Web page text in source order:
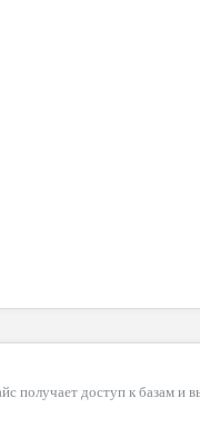
получает доступ к базам и